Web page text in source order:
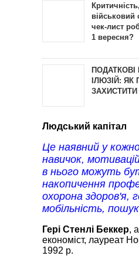
військовий
чек-лист
1 вересня?
ПОДАТКОВІ
ІЛЮЗІЙ: ЯК
ЗАХИСТИТИ
Людський капітал
Це наявний у
навичок,
в нього можуть
накопичення
охорона здоров'я,
мобільність, пошук
Гері Стенлі Беккер,
економіст, лауреат
1992 р.